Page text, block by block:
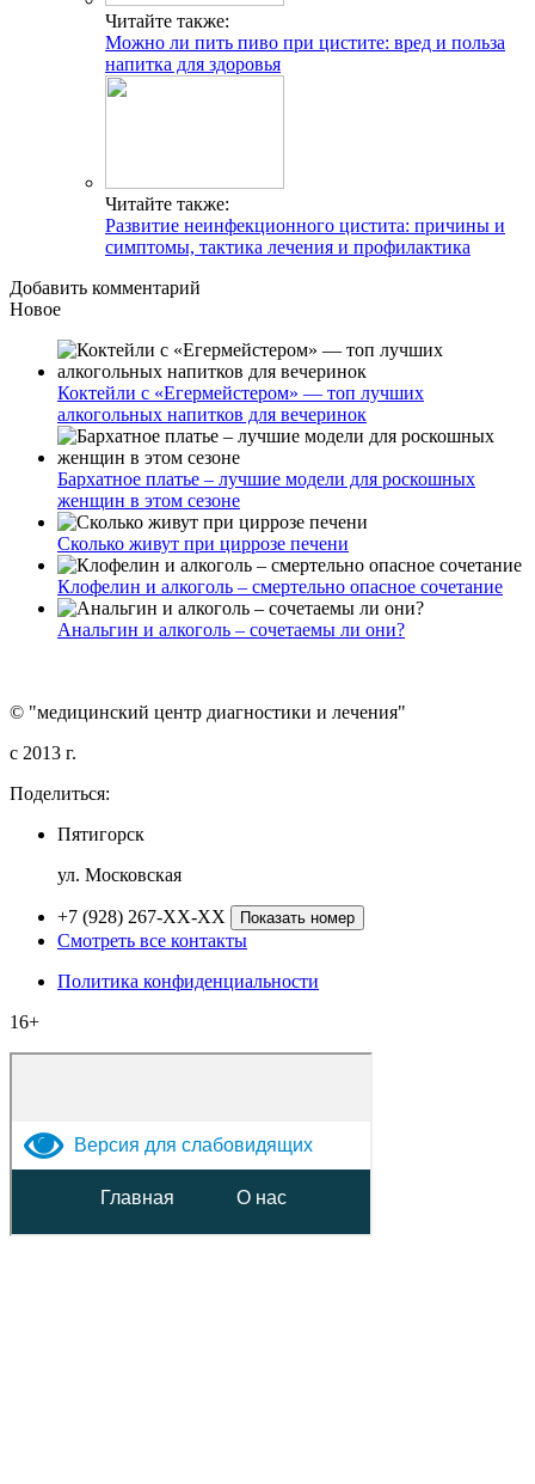
Читайте также:
Можно ли пить пиво при цистите: вред и польза
напитка для здоровья
Читайте также:
Развитие неинфекционного цистита: причины и
симптомы, тактика лечения и профилактика
Добавить комментарий
Новое
Коктейли с «Егермейстером» — топ лучших
алкогольных напитков для вечеринок
Бархатное платье – лучшие модели для роскошных
женщин в этом сезоне
Сколько живут при циррозе печени
Клофелин и алкоголь – смертельно опасное сочетание
Анальгин и алкоголь – сочетаемы ли они?
© "медицинский центр диагностики и лечения"
c 2013 г.
Поделиться:
Пятигорск
ул. Московская
+7 (928) 267-XX-XX Показать номер
Смотреть все контакты
Политика конфиденциальности
16+